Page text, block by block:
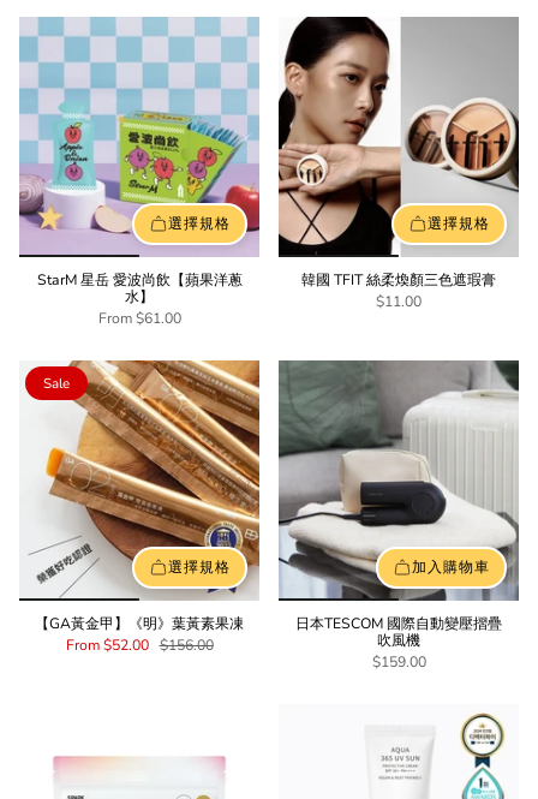
選擇規格
StarM 星岳 愛波尚飲【蘋果洋蔥
水】
From$61.00
選擇規格
韓國 TFIT 絲柔煥顏三色遮瑕膏
$11.00
Sale
選擇規格
【GA黃金甲】《明》葉黃素果凍
From$52.00 $156.00
加入購物車
日本TESCOM 國際自動變壓摺疊
吹風機
$159.00